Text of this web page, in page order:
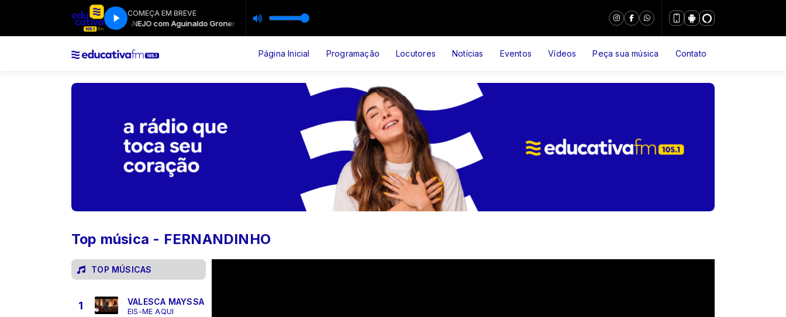
SEQUÊNCIA DE SUCESSOS SEQUÊNCIA DE SUCESSOS
COMEÇA EM BREVE
LAR SERTANEJO com Aguinaldo Groner LAR SERTANEJO com Aguinaldo Groner
Página Inicial Programação Locutores Notícias Eventos Vídeos Peça sua música Contato
Top música - FERNANDINHO
TOP MÚSICAS
1 VALESCA MAYSSA
EIS-ME AQUI